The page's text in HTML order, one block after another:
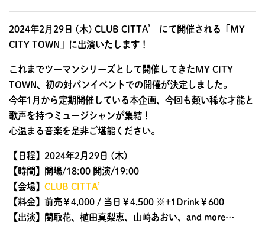
2024年2月29日 (木) CLUB CITTA’ にて開催される「MY
CITY TOWN」に出演いたします！
これまでツーマンシリーズとして開催してきたMY CITY
TOWN、初の対バンイベントでの開催が決定しました。
今年1月から定期開催している本企画、今回も類い稀な才能と
歌声を持つミュージシャンが集結！
心温まる音楽を是非ご堪能ください。
【日程】2024年2月29日 (木)
【時間】開場/18:00 開演/19:00
【会場】 CLUB CITTA’
【料金】前売￥4,000 / 当日￥4,500 ※+1Drink￥600
【出演】関取花、植田真梨恵、山崎あおい、and more…